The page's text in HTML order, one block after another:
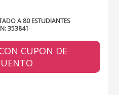
A 80 ESTUDIANTES
353841
CUPON DE